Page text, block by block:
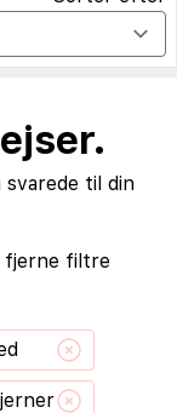
til din
fjerne filtre